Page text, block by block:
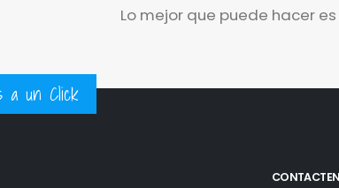
Lo mejor que puede hacer
a un Click